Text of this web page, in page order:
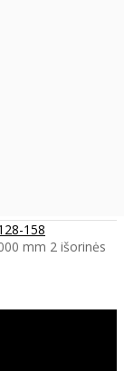
158
mm 2 išorinės